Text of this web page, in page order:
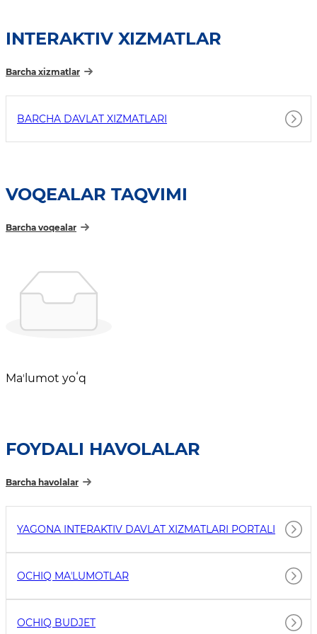
INTERAKTIV XIZMATLAR
Barcha xizmatlar
BARCHA DAVLAT XIZMATLARI
VOQEALAR TAQVIMI
Barcha voqealar
Maʼlumot yoʻq
FOYDALI HAVOLALAR
Barcha havolalar
YAGONA INTERAKTIV DAVLAT XIZMATLARI PORTALI
OCHIQ MAʼLUMOTLAR
OCHIQ BUDJET